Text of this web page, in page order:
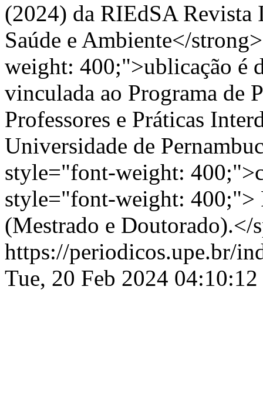
(2024) da RIEdSA Revista
Saúde e Ambiente</
weight: 400;">ublicação é
vinculada ao Programa de
Professores e Práticas
Universidade de
style="font-weight:
style="font-weight: 400;">
(Mestrado e Doutorado).</
https://periodicos.upe.br/
Tue, 20 Feb 2024